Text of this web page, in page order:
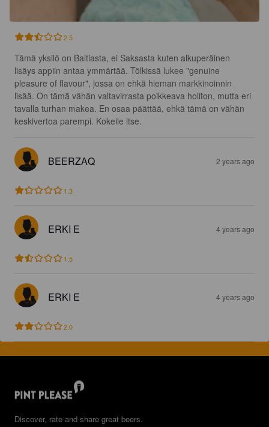
2.5
Tämä yksilö on Baltiasta, ei Saksasta kuten alkuperäinen
lisäys appiin antaa ymmärtää. Tölkissä lukee "genuine
pleasure of flavour", jossa on ehkä hieman markkinoinnin
lisää. On tämä vähän valtavirrasta poikkeava holiton, mutta eri
tavalla turhan makea. En osaa päättää, ehkä tämä on vähän
keskivertoa parempi. Kokeile itse.
BEERZAQ 2 years ago
1.3
ERKI E 4 years ago
1.5
ERKI E 4 years ago
2.0
Discover, rate and share great beers.